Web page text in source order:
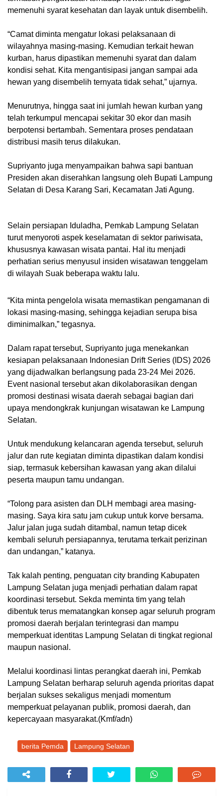
memenuhi syarat kesehatan dan layak untuk disembelih.
“Camat diminta mengatur lokasi pelaksanaan di
wilayahnya masing-masing. Kemudian terkait hewan
kurban, harus dipastikan memenuhi syarat dan dalam
kondisi sehat. Kita mengantisipasi jangan sampai ada
hewan yang disembelih ternyata tidak sehat,” ujarnya.
Menurutnya, hingga saat ini jumlah hewan kurban yang
telah terkumpul mencapai sekitar 30 ekor dan masih
berpotensi bertambah. Sementara proses pendataan
distribusi masih terus dilakukan.
Supriyanto juga menyampaikan bahwa sapi bantuan
Presiden akan diserahkan langsung oleh Bupati Lampung
Selatan di Desa Karang Sari, Kecamatan Jati Agung.
Selain persiapan Iduladha, Pemkab Lampung Selatan
turut menyoroti aspek keselamatan di sektor pariwisata,
khususnya kawasan wisata pantai. Hal itu menjadi
perhatian serius menyusul insiden wisatawan tenggelam
di wilayah Suak beberapa waktu lalu.
“Kita minta pengelola wisata memastikan pengamanan di
lokasi masing-masing, sehingga kejadian serupa bisa
diminimalkan,” tegasnya.
Dalam rapat tersebut, Supriyanto juga menekankan
kesiapan pelaksanaan Indonesian Drift Series (IDS) 2026
yang dijadwalkan berlangsung pada 23-24 Mei 2026.
Event nasional tersebut akan dikolaborasikan dengan
promosi destinasi wisata daerah sebagai bagian dari
upaya mendongkrak kunjungan wisatawan ke Lampung
Selatan.
Untuk mendukung kelancaran agenda tersebut, seluruh
jalur dan rute kegiatan diminta dipastikan dalam kondisi
siap, termasuk kebersihan kawasan yang akan dilalui
peserta maupun tamu undangan.
“Tolong para asisten dan DLH membagi area masing-
masing. Saya kira satu jam cukup untuk korve bersama.
Jalur jalan juga sudah ditambal, namun tetap dicek
kembali seluruh persiapannya, terutama terkait perizinan
dan undangan,” katanya.
Tak kalah penting, penguatan city branding Kabupaten
Lampung Selatan juga menjadi perhatian dalam rapat
koordinasi tersebut. Sekda meminta tim yang telah
dibentuk terus mematangkan konsep agar seluruh program
promosi daerah berjalan terintegrasi dan mampu
memperkuat identitas Lampung Selatan di tingkat regional
maupun nasional.
Melalui koordinasi lintas perangkat daerah ini, Pemkab
Lampung Selatan berharap seluruh agenda prioritas dapat
berjalan sukses sekaligus menjadi momentum
memperkuat pelayanan publik, promosi daerah, dan
kepercayaan masyarakat.(Kmf/adn)
berita Pemda Lampung Selatan